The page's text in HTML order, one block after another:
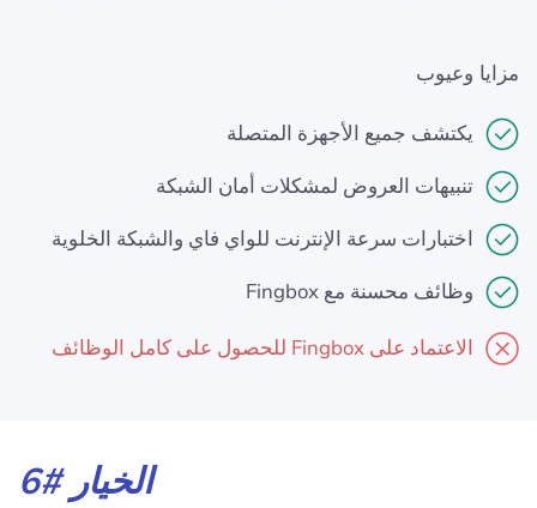
مزايا وعيوب
يكتشف جميع الأجهزة المتصلة
تنبيهات العروض لمشكلات أمان الشبكة
اختبارات سرعة الإنترنت للواي فاي والشبكة الخلوية
وظائف محسنة مع Fingbox
الاعتماد على Fingbox للحصول على كامل الوظائف
الخيار #6